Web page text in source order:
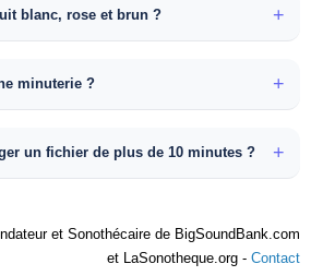
blanc, rose et brun ?
minuterie ?
un fichier de plus de 10 minutes ?
et Sonothécaire de BigSoundBank.com
et LaSonotheque.org - Contact